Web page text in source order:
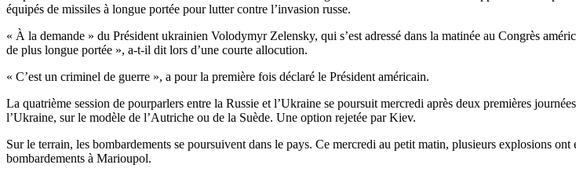
équipés de missiles à longue portée pour lutter contre l’invasion russe.
« À la demande » du Président ukrainien Volodymyr Zelensky, qui s’est adressé dans la matinée au Congrès
de plus longue portée », a-t-il dit lors d’une courte allocution.
« C’est un criminel de guerre », a pour la première fois déclaré le Président américain.
La quatrième session de pourparlers entre la Russie et l’Ukraine se poursuit mercredi après deux premières
l’Ukraine, sur le modèle de l’Autriche ou de la Suède. Une option rejetée par Kiev.
Sur le terrain, les bombardements se poursuivent dans le pays. Ce mercredi au petit matin, plusieurs explosions
bombardements à Marioupol.